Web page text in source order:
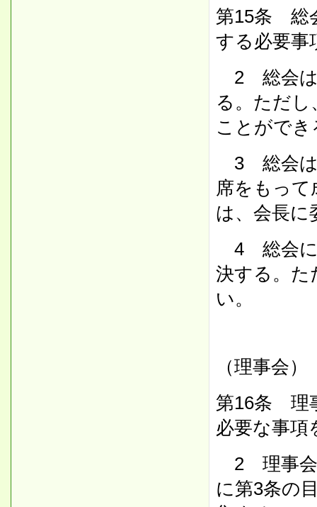
第15条 総
する必要事
2 総会は
る。ただし
ことができ
3 総会は
席をもって
は、会長に
4 総会に
決する。た
い。
（理事会）
第16条 理
必要な事項
2 理事会
に第3条の